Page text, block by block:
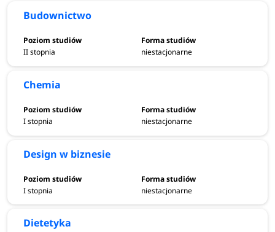
Budownictwo
II stopnia niestacjonarne
Chemia
I stopnia niestacjonarne
Design w biznesie
I stopnia niestacjonarne
Dietetyka